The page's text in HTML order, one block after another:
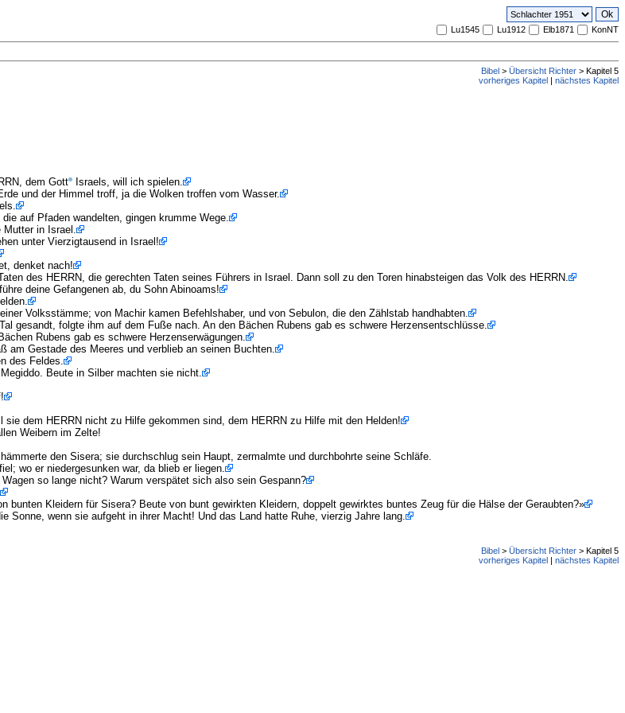
Lu1545 Lu1912 Elb1871 KonNT
Bibel > Übersicht Richter > Kapitel 5
vorheriges Kapitel | nächstes Kapitel
dem Gott Israels, will ich spielen.
und der Himmel troff, ja die Wolken troffen vom Wasser.
auf Pfaden wandelten, gingen krumme Wege.
Mutter in Israel.
unter Vierzigtausend in Israel!
denket nach!
des HERRN, die gerechten Taten seines Führers in Israel. Dann soll zu den Toren hinabsteigen das Volk des HERRN.
deine Gefangenen ab, du Sohn Abinoams!
Volksstämme; von Machir kamen Befehlshaber, und von Sebulon, die den Zählstab handhabten.
gesandt, folgte ihm auf dem Fuße nach. An den Bächen Rubens gab es schwere Herzensentschlüsse.
Rubens gab es schwere Herzenserwägungen.
am Gestade des Meeres und verblieb an seinen Buchten.
des Feldes.
Beute in Silber machten sie nicht.
dem HERRN nicht zu Hilfe gekommen sind, dem HERRN zu Hilfe mit den Helden!
Weibern im Zelte!
den Sisera; sie durchschlug sein Haupt, zermalmte und durchbohrte seine Schläfe.
wo er niedergesunken war, da blieb er liegen.
so lange nicht? Warum verspätet sich also sein Gespann?
Kleidern für Sisera? Beute von bunt gewirkten Kleidern, doppelt gewirktes buntes Zeug für die Hälse der Geraubten?»
wenn sie aufgeht in ihrer Macht! Und das Land hatte Ruhe, vierzig Jahre lang.
Bibel > Übersicht Richter > Kapitel 5
vorheriges Kapitel | nächstes Kapitel